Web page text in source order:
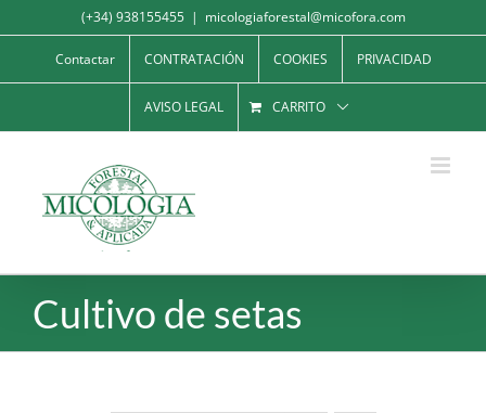
al
contenido
(+34) 938155455 | micologiaforestal@micofora.com
Contactar CONTRATACIÓN COOKIES PRIVACIDAD
AVISO LEGAL CARRITO
Cultivo de setas